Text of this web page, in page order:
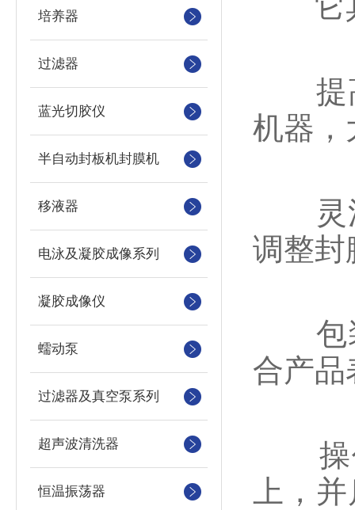
培养器
过滤器
蓝光切胶仪
半自动封板机封膜机
移液器
电泳及凝胶成像系列
凝胶成像仪
蠕动泵
过滤器及真空泵系列
超声波清洗器
恒温振荡器
提高
机器，
灵活
调整封
包装
合产品
操作
上，